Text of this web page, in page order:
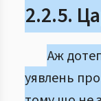
2.2.5.
Аж
уявлень